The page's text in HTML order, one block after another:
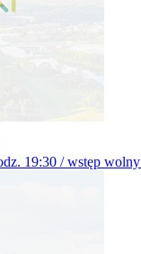
19:30 / wstęp